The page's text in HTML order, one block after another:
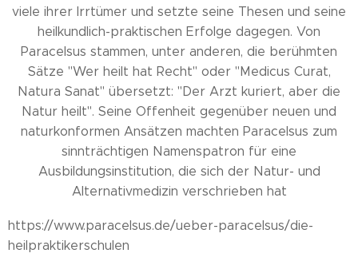
viele ihrer Irrtümer und setzte seine Thesen und seine
heilkundlich-praktischen Erfolge dagegen. Von
Paracelsus stammen, unter anderen, die berühmten
Sätze "Wer heilt hat Recht" oder "Medicus Curat,
Natura Sanat" übersetzt: "Der Arzt kuriert, aber die
Natur heilt". Seine Offenheit gegenüber neuen und
naturkonformen Ansätzen machten Paracelsus zum
sinnträchtigen Namenspatron für eine
Ausbildungsinstitution, die sich der Natur- und
Alternativmedizin verschrieben hat
https://www.paracelsus.de/ueber-paracelsus/die-
heilpraktikerschulen